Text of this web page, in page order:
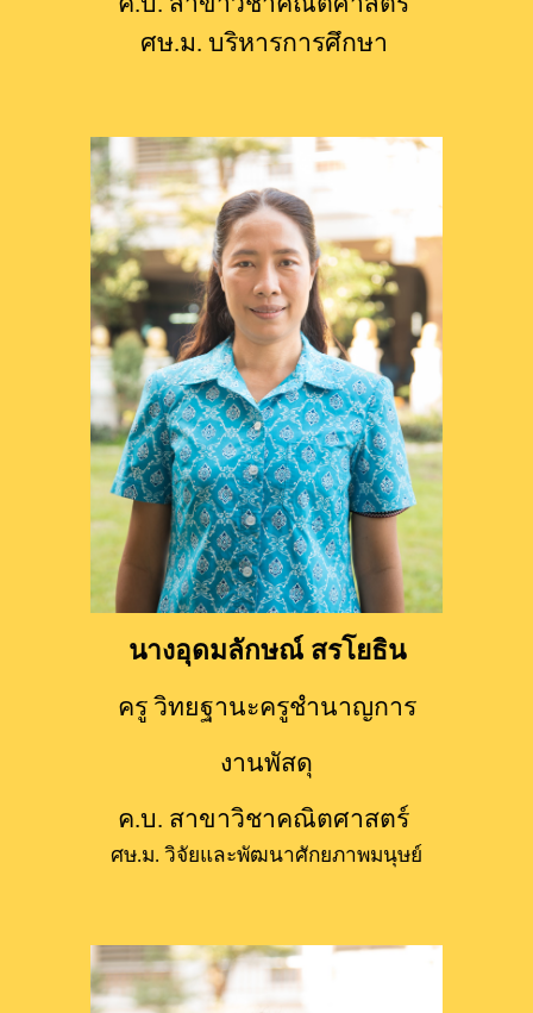
ศษ.ม.​ บริหารการศึกษา
นางอุดมลักษณ์ สรโยธิน
ครู วิทยฐานะครูชำนาญการ
งานพัสดุ
ค.บ. สาขาวิชาคณิตศาสตร​์
ศษ.ม.​ วิจัยและพัฒนาศักยภาพมนุษย์